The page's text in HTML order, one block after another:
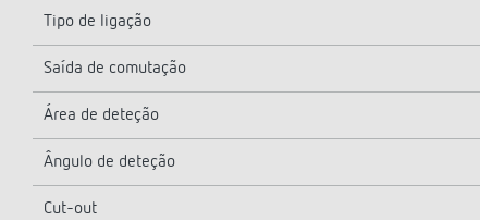
Tipo de ligação
Saída de comutação
Área de deteção
Ângulo de deteção
Cut-out